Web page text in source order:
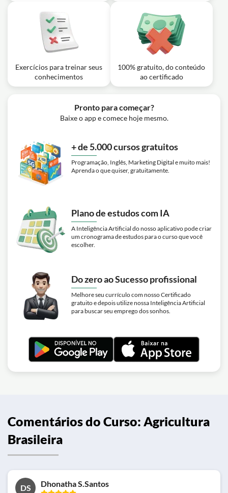
Exercícios para treinar seus
conhecimentos
100% gratuito, do conteúdo
ao certificado
Pronto para começar?
Baixe o app e comece hoje mesmo.
+ de 5.000 cursos gratuitos
Programação, Inglês, Marketing Digital e muito mais!
Aprenda o que quiser, gratuitamente.
Plano de estudos com IA
A Inteligência Artificial do nosso aplicativo pode criar
um cronograma de estudos para o curso que você
escolher.
Do zero ao Sucesso profissional
Melhore seu currículo com nosso Certificado
gratuito e depois utilize nossa Inteligência Artificial
para buscar seu emprego dos sonhos.
Comentários do Curso: Agricultura
Brasileira
DS Dhonatha S.Santos